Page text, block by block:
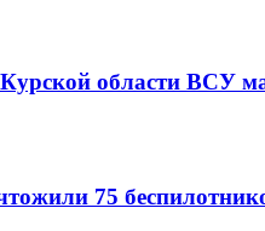
области ВСУ
75